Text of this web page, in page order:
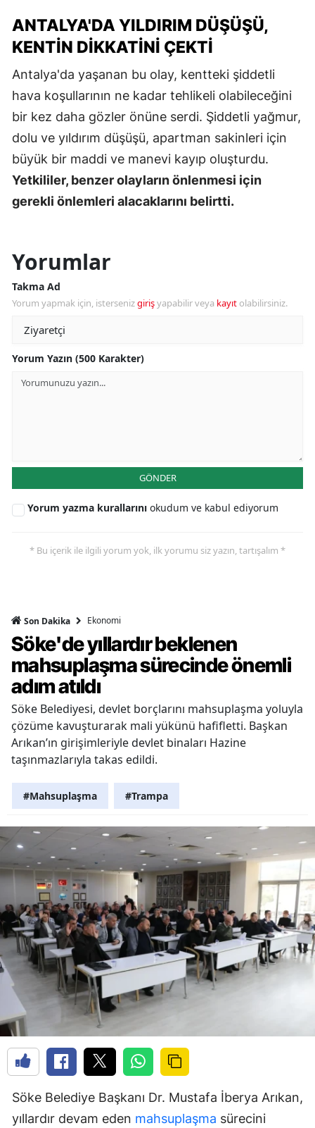
ANTALYA'DA YILDIRIM DÜŞÜŞÜ,
KENTIN DIKKATINI ÇEKTI
Antalya'da yaşanan bu olay, kentteki şiddetli
hava koşullarının ne kadar tehlikeli olabileceğini
bir kez daha gözler önüne serdi. Şiddetli yağmur,
dolu ve yıldırım düşüşü, apartman sakinleri için
büyük bir maddi ve manevi kayıp oluşturdu.
Yetkililer, benzer olayların önlenmesi için
gerekli önlemleri alacaklarını belirtti.
Yorumlar
Takma Ad
Yorum yapmak için, istersenizgirişyapabilir veya kayıt olabilirsiniz.
Yorum Yazın (500 Karakter)
GÖNDER
Yorum yazma kurallarını okudum ve kabul ediyorum
* Bu içerik ile ilgili yorum yok, ilk yorumu siz yazın, tartışalım *
Son Dakika Ekonomi
Söke'de yıllardır beklenen
mahsuplaşma sürecinde önemli
adım atıldı
Söke Belediyesi, devlet borçlarını mahsuplaşma yoluyla
çözüme kavuşturarak mali yükünü hafifletti. Başkan
Arıkan’ın girişimleriyle devlet binaları Hazine
taşınmazlarıyla takas edildi.
#Mahsuplaşma #Trampa
Söke Belediye Başkanı Dr. Mustafa İberya Arıkan,
yıllardır devam eden mahsuplaşma sürecini